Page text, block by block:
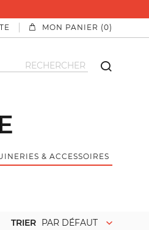
MON PANIER (0)
& ACCESSOIRES FEMME
TRIER PAR DÉFAUT